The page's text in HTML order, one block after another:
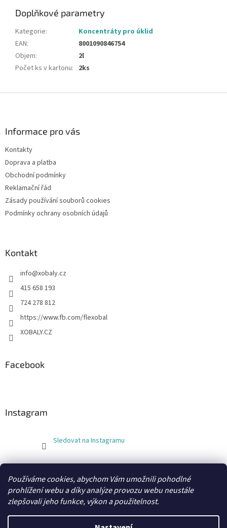
Používáme cookies, abychom Vám umožnili pohodlné
prohlížení webu a díky analýze provozu webu neustále
zlepšovali jeho funkce, výkon a použitelnost.
Doplňkové parametry
Kategorie:
Koncentráty pro úklid
EAN:
8001090846754
Objem:
2l
Počet ks v kartonu: 2ks
Informace pro vás
Kontakty
Doprava a platba
Obchodní podmínky
Reklamační řád
Zásady používání souborů cookies
Podmínky ochrany osobních údajů
Kontakt
info@xobaly.cz
415 658 193
724 278 812
https://www.fb.com/flexobal
XOBALY.CZ
Facebook
Instagram
Sledovat na Instagramu